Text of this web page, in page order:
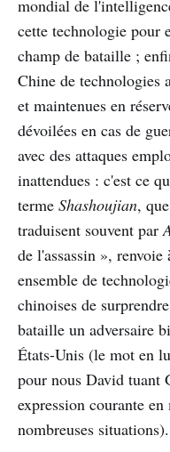
mondial de
cette technologie pour
champ de bataille ;
Chine de technologies
et maintenues en
dévoilées en cas de
avec des attaques
inattendues : c'est ce
terme Shashoujian,
traduisent souvent par
de l'assassin »,
ensemble de
chinoises de
bataille un adversaire
États-Unis (le mot en
pour nous David tuant
expression courante
nombreuses situations).